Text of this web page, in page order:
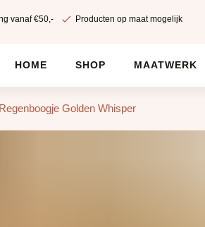
vanaf €50,- Producten op maat mogelijk
HOME SHOP MAATWERK
Regenboogje Golden Whisper